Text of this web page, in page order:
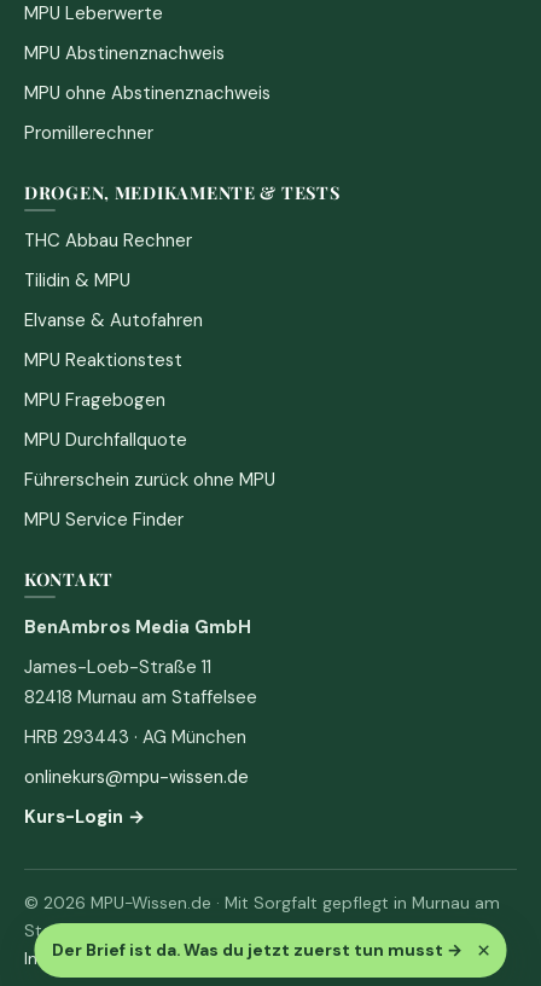
Der Brief ist da. Was du jetzt zuerst tun musst → ×
MPU Leberwerte
MPU Abstinenznachweis
MPU ohne Abstinenznachweis
Promillerechner
DROGEN, MEDIKAMENTE & TESTS
THC Abbau Rechner
Tilidin & MPU
Elvanse & Autofahren
MPU Reaktionstest
MPU Fragebogen
MPU Durchfallquote
Führerschein zurück ohne MPU
MPU Service Finder
KONTAKT
BenAmbros Media GmbH
James-Loeb-Straße 11
82418 Murnau am Staffelsee
HRB 293443 · AG München
onlinekurs@mpu-wissen.de
Kurs-Login →
© 2026 MPU-Wissen.de · Mit Sorgfalt gepflegt in Murnau am
Staffelsee
Impressum· Datenschutz & AGB